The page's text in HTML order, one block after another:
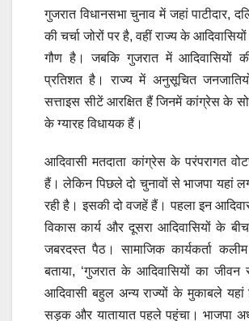
गुजरात विधानसभा चुनाव में जहां पाटीदार,
की चर्चा जोरों पर है, वहीं राज्य के
गौण है। जबकि गुजरात में आदिवासियों
प्रतिशत है। राज्य में अनुसूचित
सत्ताइस सीटें आरक्षित हैं जिनमें कांग्रेस के
के ग्यारह विधायक हैं।
आदिवासी मतदाता कांग्रेस के परंपरागत
हैं। लेकिन पिछले दो चुनावों से भाजपा यहां
रही है। इसकी दो वजहें हैं। पहला इन
विकास कार्य और दूसरा आदिवासियों के
जबरदस्त पैठ। सामाजिक कार्यकर्ता
बताया, ‘गुजरात के आदिवासियों का जीवन
आदिवासी बहुल अन्य राज्यों के मुकाबले यहां
सड़क और यातायात पहले पहुंचा। भाजपा